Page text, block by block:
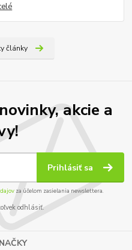
články
akcie a
Prihlásiť sa
za účelom zasielania newslettera.
odhlásiť.